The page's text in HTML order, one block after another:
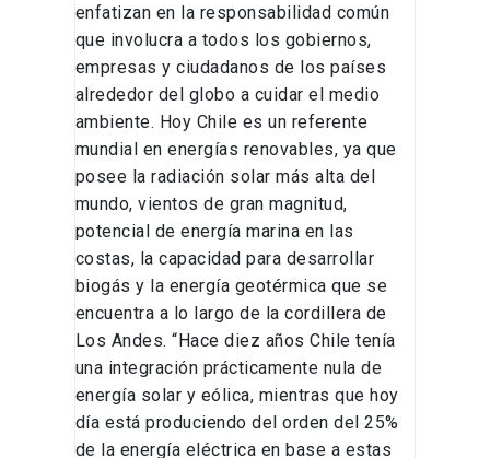
enfatizan en la responsabilidad común
que involucra a todos los gobiernos,
empresas y ciudadanos de los países
alrededor del globo a cuidar el medio
ambiente. Hoy Chile es un referente
mundial en energías renovables, ya que
posee la radiación solar más alta del
mundo, vientos de gran magnitud,
potencial de energía marina en las
costas, la capacidad para desarrollar
biogás y la energía geotérmica que se
encuentra a lo largo de la cordillera de
Los Andes. “Hace diez años Chile tenía
una integración prácticamente nula de
energía solar y eólica, mientras que hoy
día está produciendo del orden del 25%
de la energía eléctrica en base a estas